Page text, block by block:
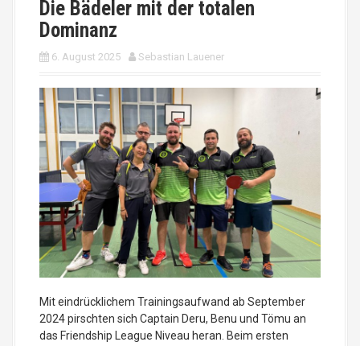
Die Bädeler mit der totalen
Dominanz
6. August 2025 Sebastian Lauener
Mit eindrücklichem Trainingsaufwand ab September
2024 pirschten sich Captain Deru, Benu und Tömu an
das Friendship League Niveau heran. Beim ersten